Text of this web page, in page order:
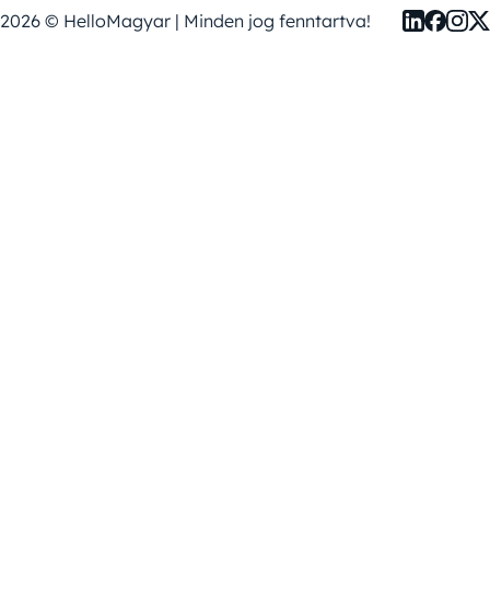
2026 © HelloMagyar | Minden jog fenntartva!